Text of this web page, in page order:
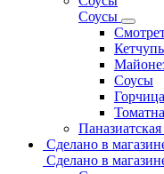
Соусы
Соусы
Сделано в
Сделано в